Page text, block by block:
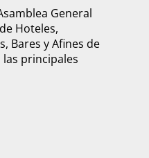
General
Hoteles,
Bares y Afines de
principales